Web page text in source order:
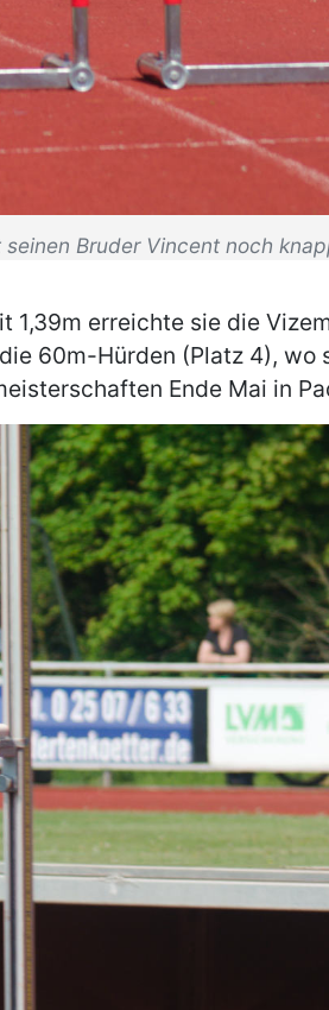
Bruder Vincent noch
1,39m erreichte sie die
60m-Hürden (Platz 4),
Ende Mai in